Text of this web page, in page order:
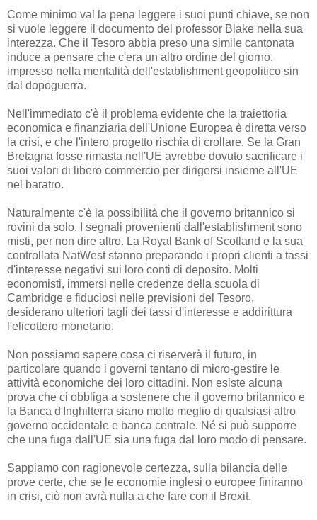
Come minimo val la pena leggere i suoi punti chiave, se non
si vuole leggere il documento del professor Blake nella sua
interezza. Che il Tesoro abbia preso una simile cantonata
induce a pensare che c'era un altro ordine del giorno,
impresso nella mentalità dell'establishment geopolitico sin
dal dopoguerra.
Nell'immediato c'è il problema evidente che la traiettoria
economica e finanziaria dell'Unione Europea è diretta verso
la crisi, e che l'intero progetto rischia di crollare. Se la Gran
Bretagna fosse rimasta nell'UE avrebbe dovuto sacrificare i
suoi valori di libero commercio per dirigersi insieme all'UE
nel baratro.
Naturalmente c'è la possibilità che il governo britannico si
rovini da solo. I segnali provenienti dall'establishment sono
misti, per non dire altro. La Royal Bank of Scotland e la sua
controllata NatWest stanno preparando i propri clienti a tassi
d'interesse negativi sui loro conti di deposito. Molti
economisti, immersi nelle credenze della scuola di
Cambridge e fiduciosi nelle previsioni del Tesoro,
desiderano ulteriori tagli dei tassi d'interesse e addirittura
l'elicottero monetario.
Non possiamo sapere cosa ci riserverà il futuro, in
particolare quando i governi tentano di micro-gestire le
attività economiche dei loro cittadini. Non esiste alcuna
prova che ci obbliga a sostenere che il governo britannico e
la Banca d'Inghilterra siano molto meglio di qualsiasi altro
governo occidentale e banca centrale. Né si può supporre
che una fuga dall'UE sia una fuga dal loro modo di pensare.
Sappiamo con ragionevole certezza, sulla bilancia delle
prove certe, che se le economie inglesi o europee finiranno
in crisi, ciò non avrà nulla a che fare con il Brexit.